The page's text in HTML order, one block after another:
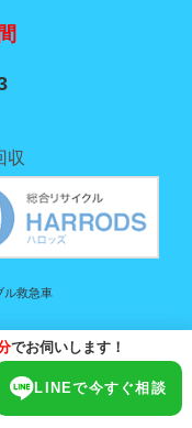
でお伺いします！
LINEで今すぐ相談
収
ル救急車